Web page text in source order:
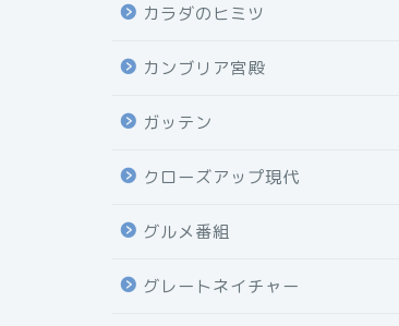
カラダのヒミツ
カンブリア宮殿
ガッテン
クローズアップ現代
グルメ番組
グレートネイチャー